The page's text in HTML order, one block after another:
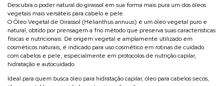
Descubra o poder natural do girassol em sua forma mais pura um dos óleos
vegetais mais versáteis para cabelo e pele.
O Óleo Vegetal de Girassol (Helianthus annuus) é um óleo vegetal puro e
natural, obtido por prensagem a frio método que preserva suas características
físicas e nutricionais. De origem vegetal e amplamente utilizado em
cosméticos naturais, é indicado para uso cosmético em rotinas de cuidado
com cabelos e pele, especialmente em protocolos de nutrição capilar,
hidratação e autocuidado.
Ideal para quem busca óleo para hidratação capilar, óleo para cabelos secos,